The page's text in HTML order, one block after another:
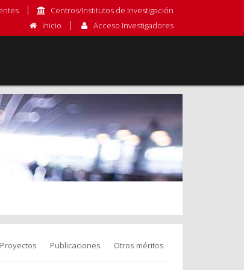
Centros/Institutos de Investigación
Inicio
Acceso Investigadores
Proyectos Publicaciones Otros méritos